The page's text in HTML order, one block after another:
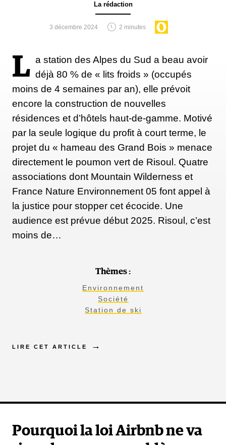
La rédaction
3 décembre 2024 2 minutes
L a station des Alpes du Sud a beau avoir
déjà 80 % de « lits froids » (occupés
moins de 4 semaines par an), elle prévoit
encore la construction de nouvelles
résidences et d’hôtels haut-de-gamme. Motivé
par la seule logique du profit à court terme, le
projet du « hameau des Grand Bois » menace
directement le poumon vert de Risoul. Quatre
associations dont Mountain Wilderness et
France Nature Environnement 05 font appel à
la justice pour stopper cet écocide. Une
audience est prévue début 2025. Risoul, c’est
moins de…
Thèmes :
Environnement
Société
Station de ski
LIRE CET ARTICLE
Pourquoi la loi Airbnb ne va